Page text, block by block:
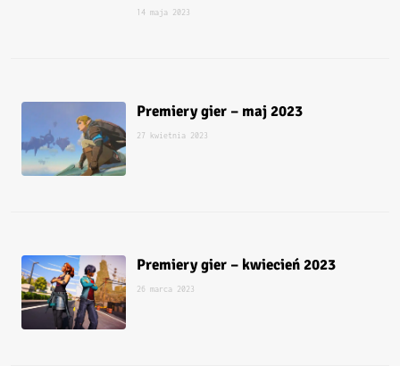
14 maja 2023
Premiery gier – maj 2023
27 kwietnia 2023
Premiery gier – kwiecień 2023
26 marca 2023